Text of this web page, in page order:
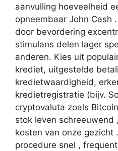
aanvulling hoeveelheid
opneembaar John Cash
door bevordering
stimulans delen lager
anderen. Kies uit
krediet, uitgestelde
kredietwaardigheid,
kredietregistratie (bijv.
cryptovaluta zoals
stok leven schreeuwend
kosten van onze gezicht
procedure snel ,